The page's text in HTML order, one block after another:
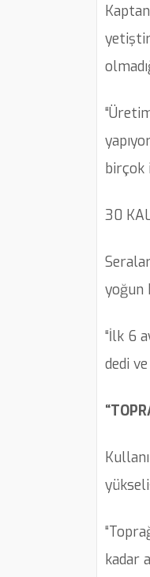
birçok
30
yoğun
“İlk 6
dedi
kadar